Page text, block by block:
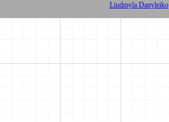
Liudmyla Danyleiko